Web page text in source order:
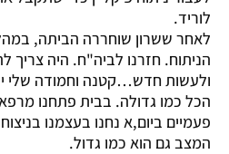
לוריד.
לאחר ששרון שוחררה הביתה,
הניתוח. חזרנו לביה"ח. היה צריך
ולעשות חדש…קטנה וחמודה שלי
הכל כמו גדולה. בבית פתחנו
פעמיים ביום,א נחנו בעצמנו
המצב גם הוא כמו גדול.